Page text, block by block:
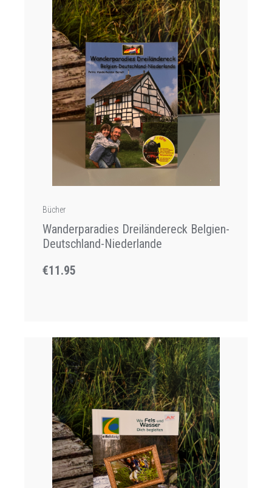
Bücher
Wanderparadies Dreiländereck Belgien-
Deutschland-Niederlande
€11.95